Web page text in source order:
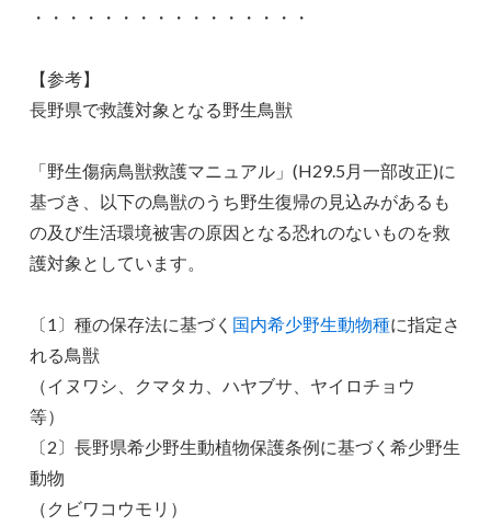
・・・・・・・・・・・・・・・・
【参考】
長野県で救護対象となる野生鳥獣
「野生傷病鳥獣救護マニュアル」(H29.5月一部改正)に
基づき、以下の鳥獣のうち野生復帰の見込みがあるも
の及び生活環境被害の原因となる恐れのないものを救
護対象としています。
〔1〕種の保存法に基づく 国内希少野生動物種に指定さ
れる鳥獣
（イヌワシ、クマタカ、ハヤブサ、ヤイロチョウ
等）
〔2〕長野県希少野生動植物保護条例に基づく希少野生
動物
（クビワコウモリ）